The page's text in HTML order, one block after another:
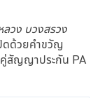
ลวง บวงสรวง
ดด้วยคำขวัญ
คู่สัญญาประกัน PA